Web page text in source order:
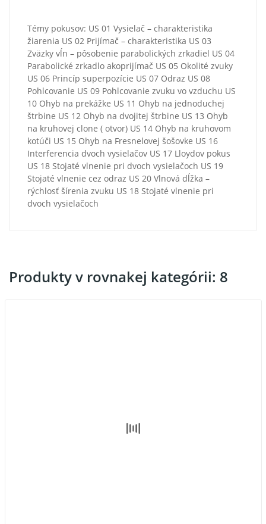
Témy pokusov: US 01 Vysielač – charakteristika
žiarenia US 02 Prijímač – charakteristika US 03
Zväzky vĺn – pôsobenie parabolických zrkadiel US 04
Parabolické zrkadlo akoprijímač US 05 Okolité zvuky
US 06 Princíp superpozície US 07 Odraz US 08
Pohlcovanie US 09 Pohlcovanie zvuku vo vzduchu US
10 Ohyb na prekážke US 11 Ohyb na jednoduchej
štrbine US 12 Ohyb na dvojitej štrbine US 13 Ohyb
na kruhovej clone ( otvor) US 14 Ohyb na kruhovom
kotúči US 15 Ohyb na Fresnelovej šošovke US 16
Interferencia dvoch vysielačov US 17 Lloydov pokus
US 18 Stojaté vlnenie pri dvoch vysielačoch US 19
Stojaté vlnenie cez odraz US 20 Vlnová dĺžka –
rýchlosť šírenia zvuku US 18 Stojaté vlnenie pri
dvoch vysielačoch
Produkty v rovnakej kategórii: 8